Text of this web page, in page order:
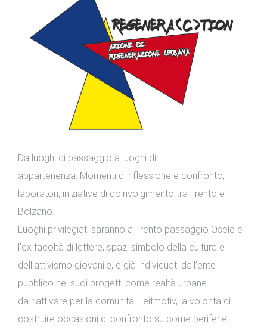
Da luoghi di passaggio a luoghi di
appartenenza. Momenti di riflessione e confronto,
laboratori, iniziative di coinvolgimento tra Trento e
Bolzano.
Luoghi privilegiati saranno a Trento passaggio Osele e
l’ex facoltà di lettere, spazi simbolo della cultura e
dell’attivismo giovanile, e già individuati dall’ente
pubblico nei suoi progetti come realtà urbane
da riattivare per la comunità. Leitmotiv, la volontà di
costruire occasioni di confronto su come periferie,